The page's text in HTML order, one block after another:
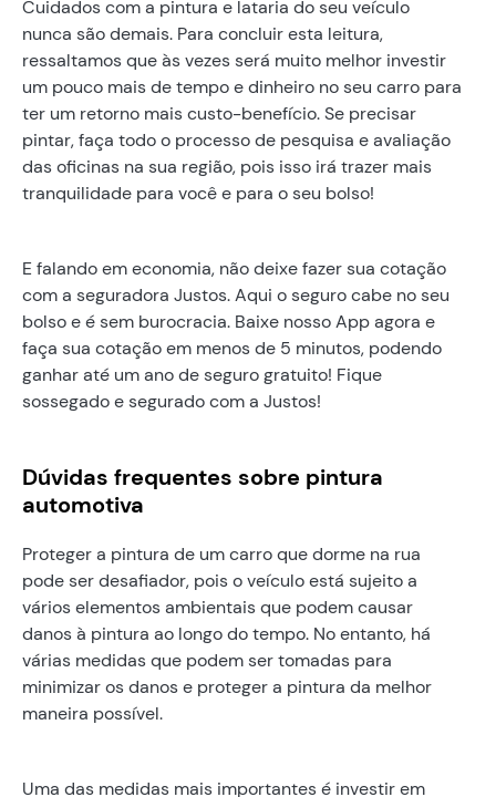
Cuidados com a pintura e lataria do seu veículo
nunca são demais. Para concluir esta leitura,
ressaltamos que às vezes será muito melhor investir
um pouco mais de tempo e dinheiro no seu carro para
ter um retorno mais custo-benefício. Se precisar
pintar, faça todo o processo de pesquisa e avaliação
das oficinas na sua região, pois isso irá trazer mais
tranquilidade para você e para o seu bolso!
E falando em economia, não deixe fazer sua cotação
com a seguradora Justos. Aqui o seguro cabe no seu
bolso e é sem burocracia. Baixe nosso App agora e
faça sua cotação em menos de 5 minutos, podendo
ganhar até um ano de seguro gratuito! Fique
sossegado e segurado com a Justos!
Dúvidas frequentes sobre pintura
automotiva
Proteger a pintura de um carro que dorme na rua
pode ser desafiador, pois o veículo está sujeito a
vários elementos ambientais que podem causar
danos à pintura ao longo do tempo. No entanto, há
várias medidas que podem ser tomadas para
minimizar os danos e proteger a pintura da melhor
maneira possível.
Uma das medidas mais importantes é investir em